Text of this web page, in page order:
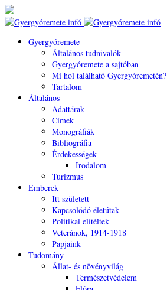
Gyergyóremete
Általános tudnivalók
Gyergyóremete a sajtóban
Mi hol található Gyergyóremetén?
Tartalom
Általános
Adattárak
Címek
Monográfiák
Bibliográfia
Érdekességek
Irodalom
Turizmus
Emberek
Itt született
Kapcsolódó életútak
Politikai elítéltek
Veteránok, 1914-1918
Papjaink
Tudomány
Állat- és növényvilág
Természetvédelem